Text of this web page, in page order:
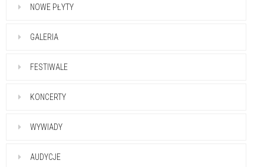
NOWE PŁYTY
GALERIA
FESTIWALE
KONCERTY
WYWIADY
AUDYCJE